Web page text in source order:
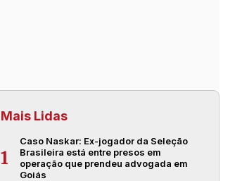
Mais Lidas
1
Caso Naskar: Ex-jogador da Seleção
Brasileira está entre presos em
operação que prendeu advogada em
Goiás